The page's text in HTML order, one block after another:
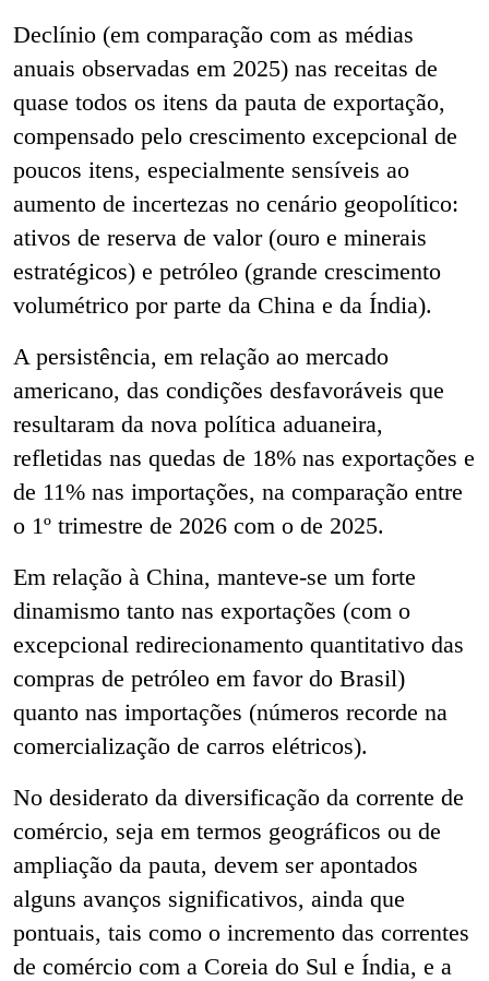
Declínio (em comparação com as médias
anuais observadas em 2025) nas receitas de
quase todos os itens da pauta de exportação,
compensado pelo crescimento excepcional de
poucos itens, especialmente sensíveis ao
aumento de incertezas no cenário geopolítico:
ativos de reserva de valor (ouro e minerais
estratégicos) e petróleo (grande crescimento
volumétrico por parte da China e da Índia).
A persistência, em relação ao mercado
americano, das condições desfavoráveis que
resultaram da nova política aduaneira,
refletidas nas quedas de 18% nas exportações e
de 11% nas importações, na comparação entre
o 1º trimestre de 2026 com o de 2025.
Em relação à China, manteve-se um forte
dinamismo tanto nas exportações (com o
excepcional redirecionamento quantitativo das
compras de petróleo em favor do Brasil)
quanto nas importações (números recorde na
comercialização de carros elétricos).
No desiderato da diversificação da corrente de
comércio, seja em termos geográficos ou de
ampliação da pauta, devem ser apontados
alguns avanços significativos, ainda que
pontuais, tais como o incremento das correntes
de comércio com a Coreia do Sul e Índia, e a